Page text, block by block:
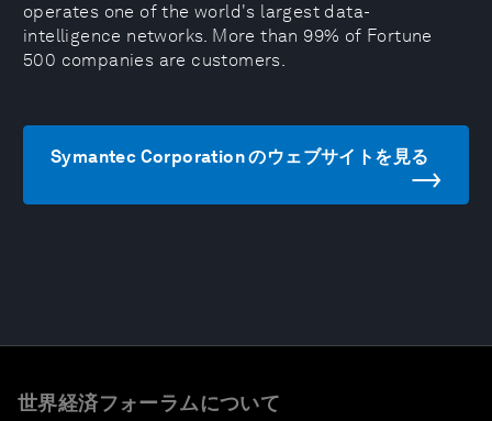
operates one of the world's largest data-
intelligence networks. More than 99% of Fortune
500 companies are customers.
Symantec Corporation のウェブサイトを見る
世界経済フォーラムについて